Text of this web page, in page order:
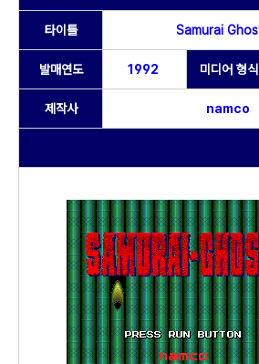
타이틀 Samurai
발매연도 1992 미디어 형식
제작사 namco